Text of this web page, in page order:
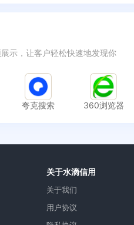
示，让客户轻松快速地发现你
夸克搜索 360浏览器
关于水滴信用
关于我们
用户协议